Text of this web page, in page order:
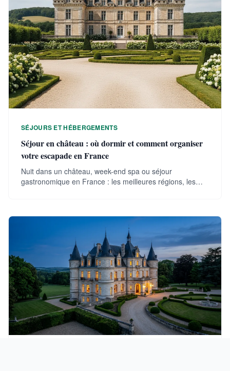
SÉJOURS ET HÉBERGEMENTS
Séjour en château : où dormir et comment organiser
votre escapade en France
Nuit dans un château, week-end spa ou séjour
gastronomique en France : les meilleures régions, les